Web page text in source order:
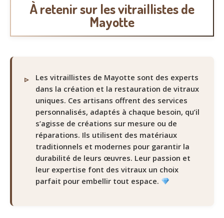
À retenir sur les vitraillistes de
Mayotte
Les vitraillistes de Mayotte sont des experts
dans la création et la restauration de vitraux
uniques. Ces artisans offrent des services
personnalisés, adaptés à chaque besoin, qu’il
s’agisse de créations sur mesure ou de
réparations. Ils utilisent des matériaux
traditionnels et modernes pour garantir la
durabilité de leurs œuvres. Leur passion et
leur expertise font des vitraux un choix
parfait pour embellir tout espace.